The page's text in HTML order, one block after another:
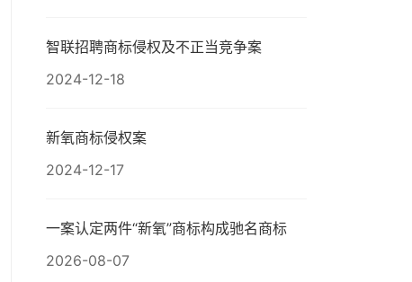
智联招聘商标侵权及不正当竞争案
2024-12-18
新氧商标侵权案
2024-12-17
一案认定两件“新氧”商标构成驰名商标
2026-08-07